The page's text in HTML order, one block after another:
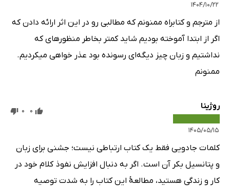
۱۴۰۴/۱۰/۲۲
از مترجم و کتابراه ممنونم که مطالبی رو در این اثر ارائه دادن که
اگر از ابتدا آموخته بودیم شاید کمتر بخاطر منظورهای که
نداشتیم و زبان چیز دیگه‌ای رسونده بود عذر خواهی میکردیم.
ممنونم
روژینا
۱۴۰۵/۰۵/۱۵
0
0
کلمات جادویی فقط یک کتاب ارتباطی نیست؛ جشنی برای زبان
و پتانسیل بکر آن است. اگر به دنبال افزایش نفوذ کلام خود در
کار و زندگی هستید، مطالعهٔ این کتاب را به شدت توصیه